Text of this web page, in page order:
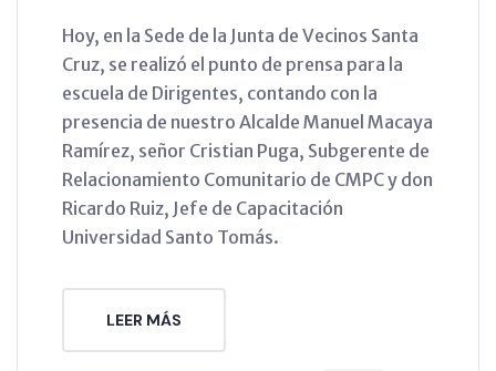
Hoy, en la Sede de la Junta de Vecinos Santa
Cruz, se realizó el punto de prensa para la
escuela de Dirigentes, contando con la
presencia de nuestro Alcalde Manuel Macaya
Ramírez, señor Cristian Puga, Subgerente de
Relacionamiento Comunitario de CMPC y don
Ricardo Ruiz, Jefe de Capacitación
Universidad Santo Tomás.
LEER MÁS